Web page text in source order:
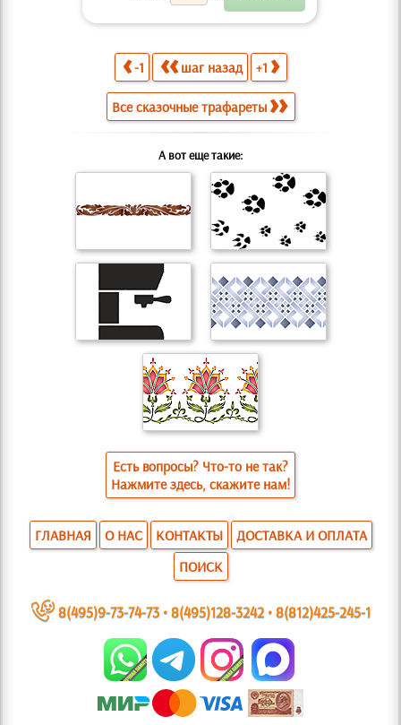
-1 шаг назад +1
Все сказочные трафареты
А вот еще такие:
Есть вопросы? Что-то не так?
Нажмите здесь, скажите нам!
ГЛАВНАЯ О НАС КОНТАКТЫ
ДОСТАВКА И ОПЛАТА
ПОИСК
~ 8(495)9-73-74-73•8(495)128-3242•8(812)425-245-1